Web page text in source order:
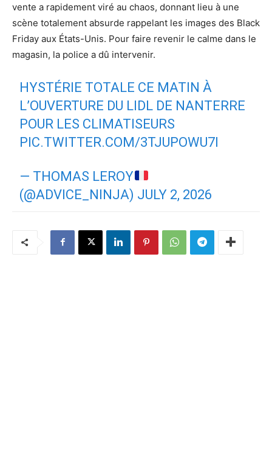
vente a rapidement viré au chaos, donnant lieu à une
scène totalement absurde rappelant les images des Black
Friday aux États-Unis. Pour faire revenir le calme dans le
magasin, la police a dû intervenir.
HYSTÉRIE TOTALE CE MATIN À
L’OUVERTURE DU LIDL DE NANTERRE
POUR LES CLIMATISEURS
PIC.TWITTER.COM/3TJUPOWU7I
— THOMAS LEROY
(@ADVICE_NINJA) JULY 2, 2026